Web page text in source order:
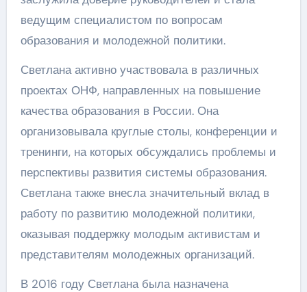
ведущим специалистом по вопросам
образования и молодежной политики.
Светлана активно участвовала в различных
проектах ОНФ, направленных на повышение
качества образования в России. Она
организовывала круглые столы, конференции и
тренинги, на которых обсуждались проблемы и
перспективы развития системы образования.
Светлана также внесла значительный вклад в
работу по развитию молодежной политики,
оказывая поддержку молодым активистам и
представителям молодежных организаций.
В 2016 году Светлана была назначена